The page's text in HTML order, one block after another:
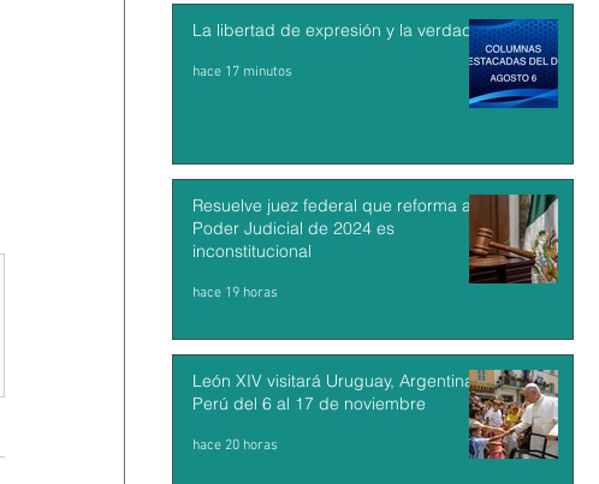
La libertad de expresión y la verdad
hace 17 minutos
Resuelve juez federal que reforma al
Poder Judicial de 2024 es
inconstitucional
hace 19 horas
León XIV visitará Uruguay, Argentina y
Perú del 6 al 17 de noviembre
hace 20 horas